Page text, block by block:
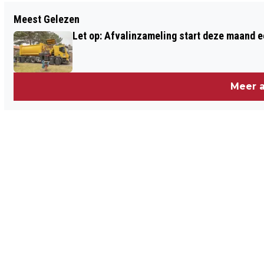
GRATIS CURSUS OVER GEZOND ETEN EN
BEWEGEN
Meest Gelezen
Let op: Afvalinzameling start deze maand
Meer